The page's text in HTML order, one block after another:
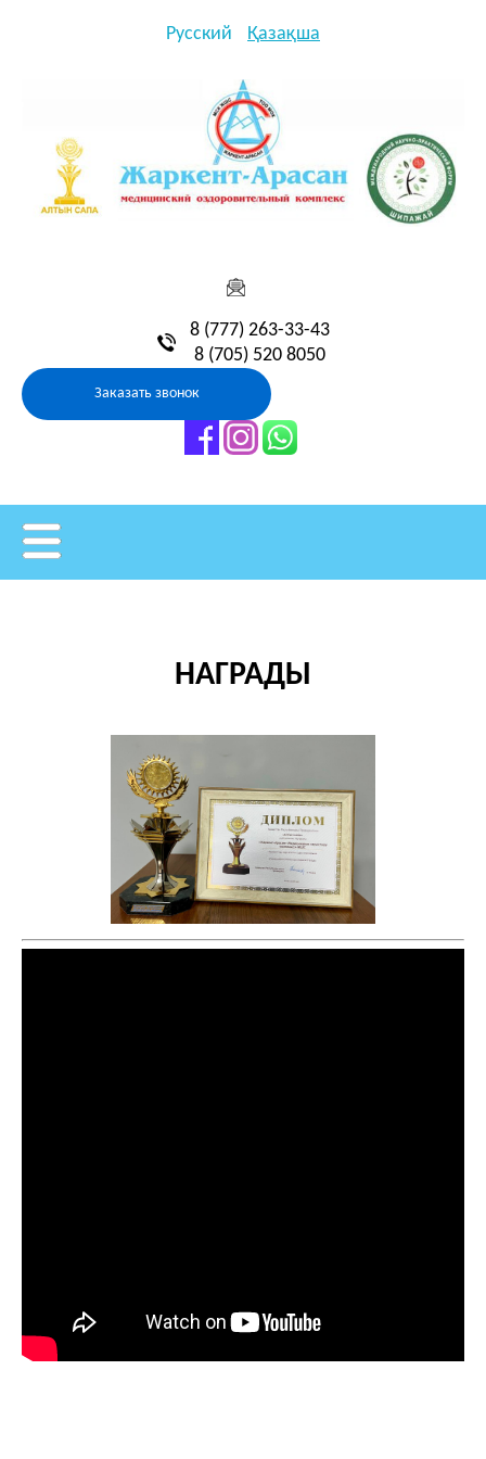
Русский Қазақша
8 (777) 263-33-43
8 (705) 520 8050
Заказать звонок
НАГРАДЫ